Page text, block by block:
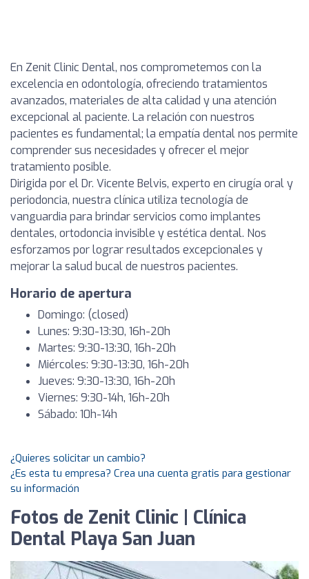
En Zenit Clinic Dental, nos comprometemos con la
excelencia en odontología, ofreciendo tratamientos
avanzados, materiales de alta calidad y una atención
excepcional al paciente. La relación con nuestros
pacientes es fundamental; la empatía dental nos permite
comprender sus necesidades y ofrecer el mejor
tratamiento posible.
Dirigida por el Dr. Vicente Belvis, experto en cirugía oral y
periodoncia, nuestra clínica utiliza tecnología de
vanguardia para brindar servicios como implantes
dentales, ortodoncia invisible y estética dental. Nos
esforzamos por lograr resultados excepcionales y
mejorar la salud bucal de nuestros pacientes.
Horario de apertura
Domingo: (closed)
Lunes: 9:30-13:30, 16h-20h
Martes: 9:30-13:30, 16h-20h
Miércoles: 9:30-13:30, 16h-20h
Jueves: 9:30-13:30, 16h-20h
Viernes: 9:30-14h, 16h-20h
Sábado: 10h-14h
¿Quieres solicitar un cambio?
¿Es esta tu empresa? Crea una cuenta gratis para gestionar
su información
Fotos de Zenit Clinic | Clínica
Dental Playa San Juan